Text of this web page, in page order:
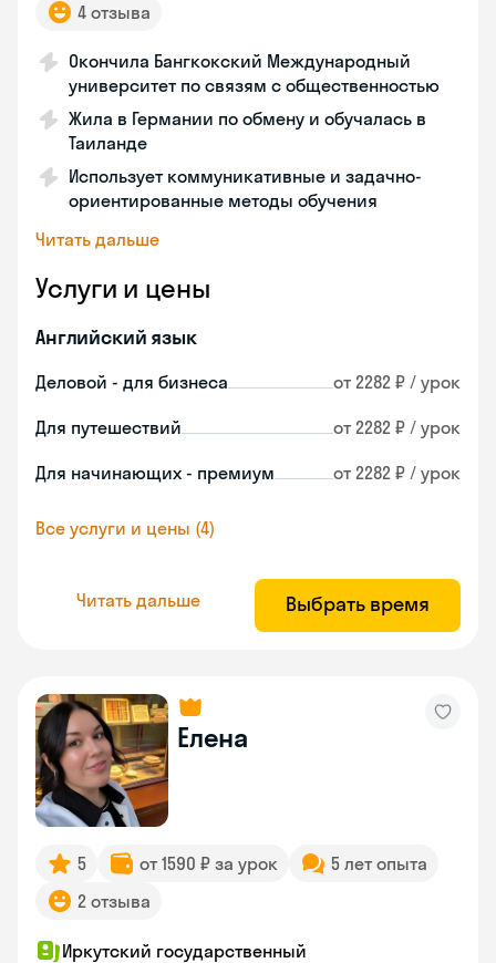
4 отзыва
Окончила Бангкокский Международный
университет по связям с общественностью
Жила в Германии по обмену и обучалась в
Таиланде
Использует коммуникативные и задачно-
ориентированные методы обучения
Читать дальше
Услуги и цены
Английский язык
Деловой - для бизнеса от 2282 ₽ / урок
Для путешествий от 2282 ₽ / урок
Для начинающих - премиум от 2282 ₽ / урок
Все услуги и цены (4)
Читать дальше Выбрать время
Елена
5 от 1590 ₽ за урок
5 лет опыта
2 отзыва
Иркутский государственный